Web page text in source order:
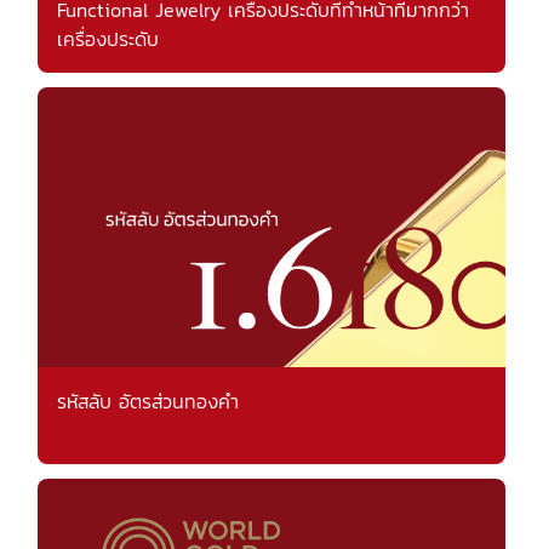
Functional Jewelry เครื่องประดับที่ทำหน้าที่มากกว่า
เครื่องประดับ
รหัสลับ อัตรส่วนทองคำ